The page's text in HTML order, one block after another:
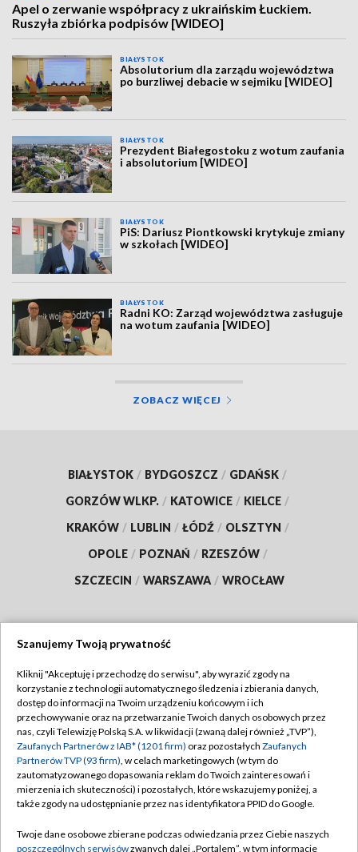
Apel o zerwanie współpracy z ukraińskim Łuckiem.
Ruszyła zbiórka podpisów [WIDEO]
BIAŁYSTOK
Absolutorium dla zarządu województwa
po burzliwej debacie w sejmiku [WIDEO]
BIAŁYSTOK
Prezydent Białegostoku z wotum zaufania
i absolutorium [WIDEO]
BIAŁYSTOK
PiS: Dariusz Piontkowski krytykuje zmiany
w szkołach [WIDEO]
BIAŁYSTOK
Radni KO: Zarząd województwa zasługuje
na wotum zaufania [WIDEO]
ZOBACZ WIĘCEJ
BIAŁYSTOK / BYDGOSZCZ / GDAŃSK /
GORZÓW WLKP. / KATOWICE / KIELCE /
KRAKÓW / LUBLIN / ŁÓDŹ / OLSZTYN /
OPOLE / POZNAŃ / RZESZÓW /
SZCZECIN / WARSZAWA / WROCŁAW
TVP
Abonament TVP
Emisja w TVP
Centrum informacji TVP
Naziemna Telewizja Cyfrowa
Rada Programowa
Regulamin TVP
Polityka prywatności
Moje zgody
Pomoc
Szanujemy Twoją prywatność
Kliknij "Akceptuję i przechodzę do serwisu", aby wyrazić zgody na
korzystanie z technologii automatycznego śledzenia i zbierania danych,
dostęp do informacji na Twoim urządzeniu końcowym i ich
przechowywanie oraz na przetwarzanie Twoich danych osobowych przez
nas, czyli Telewizję Polską S.A. w likwidacji (zwaną dalej również „TVP”),
Zaufanych Partnerów z IAB* (1201 firm) oraz pozostałych Zaufanych
Partnerów TVP (93 firm), w celach marketingowych (w tym do
zautomatyzowanego dopasowania reklam do Twoich zainteresowań i
mierzenia ich skuteczności) i pozostałych, które wskazujemy poniżej, a
także zgody na udostępnianie przez nas identyfikatora PPID do Google.
Twoje dane osobowe zbierane podczas odwiedzania przez Ciebie naszych
poszczególnych serwisówzwanych dalej „Portalem”, w tym informacje